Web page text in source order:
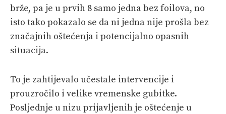
brže, pa je u prvih 8 samo jedna bez foilova, no
isto tako pokazalo se da ni jedna nije prošla bez
značajnih oštećenja i potencijalno opasnih
situacija.
To je zahtijevalo učestale intervencije i
prouzročilo i velike vremenske gubitke.
Posljednje u nizu prijavljenih je oštećenje u